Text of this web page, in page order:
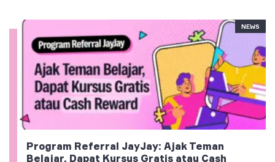
NEWS
Program Referral JayJay: Ajak Teman
Belajar, Dapat Kursus Gratis atau Cash